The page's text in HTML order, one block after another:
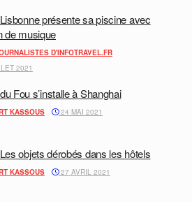
présente sa piscine avec
de musique
D'INFOTRAVEL.FR
2021
Fou s’installe à Shanghai
KASSOUS 24 MAI 2021
objets dérobés dans les hôtels
KASSOUS 27 AVRIL 2021